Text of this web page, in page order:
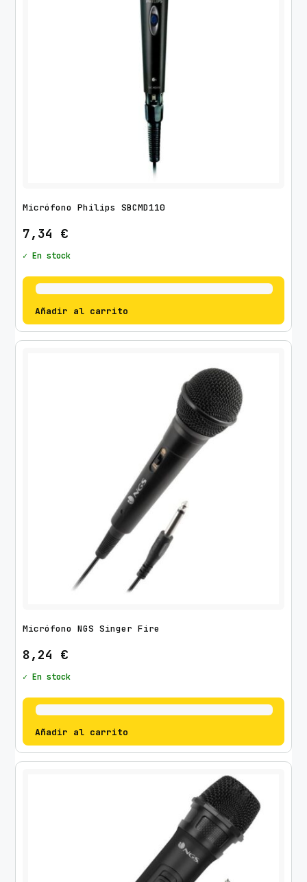
Micrófono Philips SBCMD110
7,34 €
✓ En stock
Añadir al carrito
Micrófono NGS Singer Fire
8,24 €
✓ En stock
Añadir al carrito